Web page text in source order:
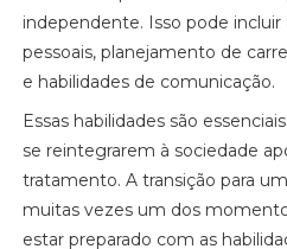
independente. Isso pode
pessoais, planejamento de
e habilidades de comunicação.
Essas habilidades são
se reintegrarem à sociedade
tratamento. A transição para
muitas vezes um dos
estar preparado com as